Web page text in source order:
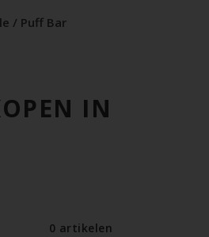
/ Puff Bar
IN
0 artikelen